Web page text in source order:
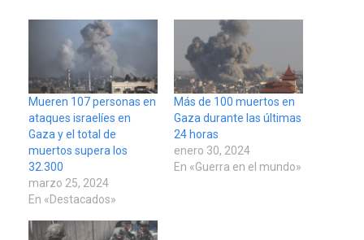
Mueren 107 personas en
ataques israelíes en
Gaza y el total de
muertos supera los
32.300
marzo 25, 2024
En «Destacados»
Más de 100 muertos en
Gaza durante las últimas
24 horas
enero 30, 2024
En «Guerra en el mundo»